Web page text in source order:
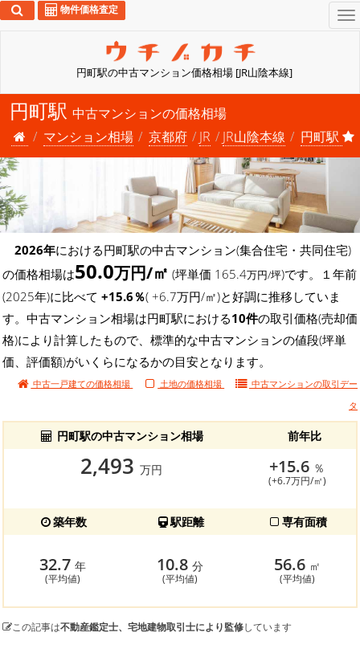
円町駅の中古マンション価格相場 [JR山陰本線]
物件価格査定
円町駅 中古マンションの価格相場
マンション相場
京都府 JR JR山陰本線 円町駅
2026年における円町駅の中古マンション(集合住宅・共同住宅)
の価格相場は50.0万円/㎡ (坪単価 165.4万円/坪)です。１年前
(2025年)に比べて +15.6％( +6.7万円/㎡)と好調に推移していま
す。中古マンション相場は円町駅における10件の取引価格(売却価
格)により計算したもので、標準的な中古マンションの値段(坪単
価、評価額)がいくらになるかの目安となります。
中古一戸建ての価格相場 土地の価格相場 中古マンションの取引デー
タ
円町駅の中古マンション相場 前年比
2,493 万円 +15.6 ％
(+6.7万円/㎡)
築年数 駅距離 専有面積
32.7 年
(平均値)
10.8 分
(平均値)
56.6 ㎡
(平均値)
この記事は不動産鑑定士、宅地建物取引士により監修しています